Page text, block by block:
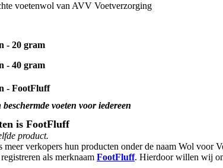
voetenwol van AVV Voetverzorging
- 20 gram
- 40 gram
- FootFluff
voeten voor iedereen
is FootFluff
product.
meer verkopers hun producten onder de naam Wol voor
als merknaam FootFluff. Hierdoor willen wij